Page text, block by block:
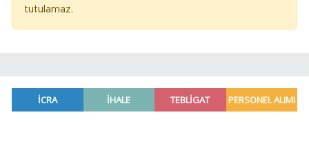
tutulamaz.